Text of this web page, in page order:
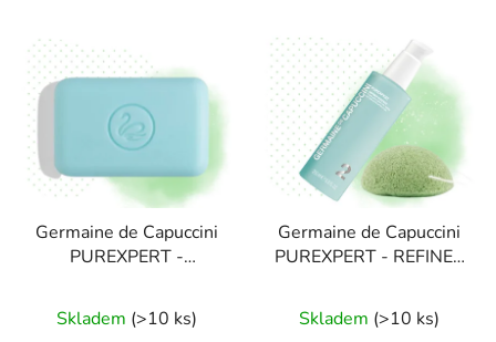
Germaine de Capuccini
PUREXPERT -
na akné 100g
Skladem (>10 ks)
Germaine de Capuccini
PUREXPERT - REFINER
EXFOLIAČNÍ ESENCE
PRO MASTNOU PLEŤ
Skladem (>10 ks)